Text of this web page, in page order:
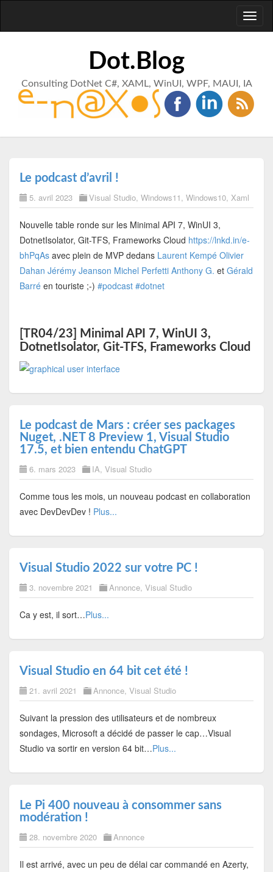
Dot.Blog
Consulting DotNet C#, XAML, WinUI, WPF, MAUI, IA
Le podcast d’avril !
5. avril 2023 Visual Studio, Windows11, Windows10, Xaml
Nouvelle table ronde sur les Minimal API 7, WinUI 3,
DotnetIsolator, Git-TFS, Frameworks Cloud https://lnkd.in/e-
bhPqAsavec plein de MVP dedans Laurent Kempé Olivier
Dahan Jérémy Jeanson Michel Perfetti Anthony G. et Gérald
Barréen touriste ;-) #podcast #dotnet
[TR04/23] Minimal API 7, WinUI 3,
DotnetIsolator, Git-TFS, Frameworks Cloud
Le podcast de Mars : créer ses packages
Nuget, .NET 8 Preview 1, Visual Studio
17.5, et bien entendu ChatGPT
6. mars 2023 IA, Visual Studio
Comme tous les mois, un nouveau podcast en collaboration
avec DevDevDev ! Plus...
Visual Studio 2022 sur votre PC !
3. novembre 2021 Annonce, Visual Studio
Ca y est, il sort…Plus...
Visual Studio en 64 bit cet été !
21. avril 2021 Annonce, Visual Studio
Suivant la pression des utilisateurs et de nombreux
sondages, Microsoft a décidé de passer le cap…Visual
Studio va sortir en version 64 bit…Plus...
Le Pi 400 nouveau à consommer sans
modération !
28. novembre 2020 Annonce
Il est arrivé, avec un peu de délai car commandé en Azerty,